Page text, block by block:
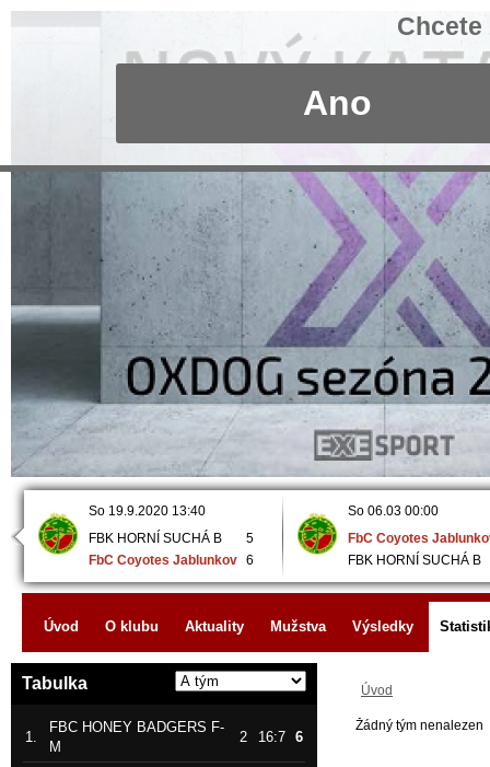
So 19.9.2020 13:40
FBK HORNÍ SUCHÁ B
5
FbC Coyotes Jablunkov 6
So 06.03 00:00
FbC Coyotes
FBK HORNÍ SUCHÁ B
Úvod
Žádný tým nenalezen
Úvod O klubu Aktuality Mužstva Výsledky
Tabulka
1.
FBC HONEY BADGERS F-
M
2 16:7 6
Ano